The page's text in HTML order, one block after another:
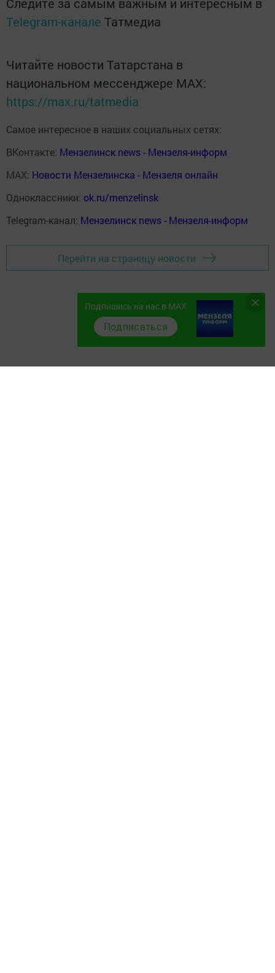
Следите за самым важным и интересным в
Telegram-канале Татмедиа
Читайте новости Татарстана в
национальном мессенджере MАХ:
https://max.ru/tatmedia
Самое интересное в наших социальных сетях:
ВКонтакте: Мензелинск news - Мензеля-информ
MAX: Новости Мензелинска - Мензеля онлайн
Одноклассники: ok.ru/menzelinsk
Telegram-канал: Мензелинск news - Мензеля-информ
Перейти на страницу новости
Подпишись на нас в MAX
Подписаться